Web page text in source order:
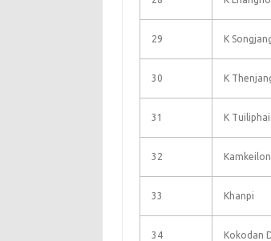
29 K
30 K
31 K Tuiliphai
32 Kamkeilon
33 Khanpi
34 Kokodan